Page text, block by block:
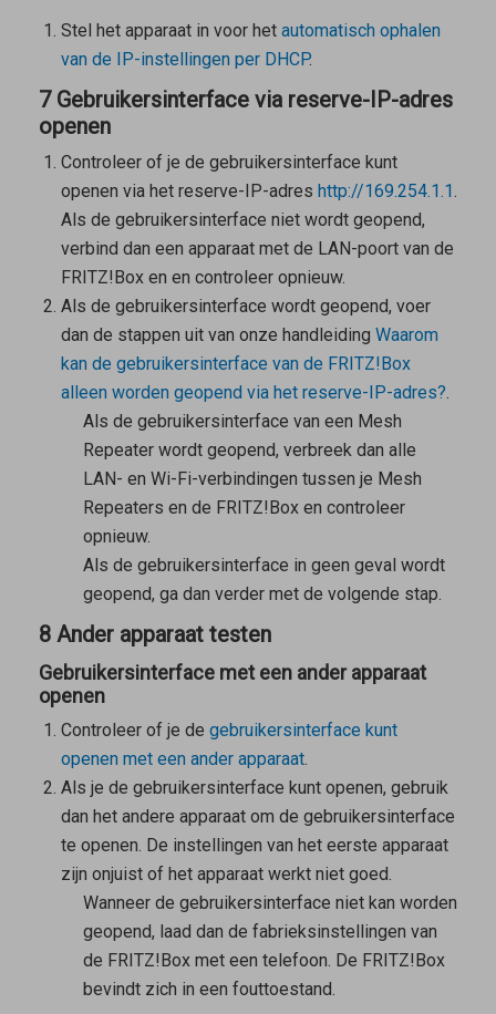
Stel het apparaat in voor het automatisch ophalen
van de IP-instellingen per DHCP.
7 Gebruikersinterface via reserve-IP-adres
openen
Controleer of je de gebruikersinterface kunt
openen via het reserve-IP-adres http://169.254.1.1.
Als de gebruikersinterface niet wordt geopend,
verbind dan een apparaat met de LAN-poort van de
FRITZ!Box en en controleer opnieuw.
Als de gebruikersinterface wordt geopend, voer
dan de stappen uit van onze handleiding Waarom
kan de gebruikersinterface van de FRITZ!Box
alleen worden geopend via het reserve-IP-adres?.
Als de gebruikersinterface van een Mesh
Repeaterwordt geopend, verbreek dan alle
LAN- en Wi-Fi-verbindingen tussen je Mesh
Repeaters en de FRITZ!Box en controleer
opnieuw.
Als de gebruikersinterface in geen geval wordt
geopend, ga dan verder met de volgende stap.
8 Ander apparaat testen
Gebruikersinterface met een ander apparaat
openen
Controleer of je de gebruikersinterface kunt
openen met een ander apparaat.
Als je de gebruikersinterface kunt openen, gebruik
dan het andere apparaat om de gebruikersinterface
te openen. De instellingen van het eerste apparaat
zijn onjuist of het apparaat werkt niet goed.
Wanneer de gebruikersinterface niet kan worden
geopend, laad dan de fabrieksinstellingen van
de FRITZ!Box met een telefoon. De FRITZ!Box
bevindt zich in een fouttoestand.